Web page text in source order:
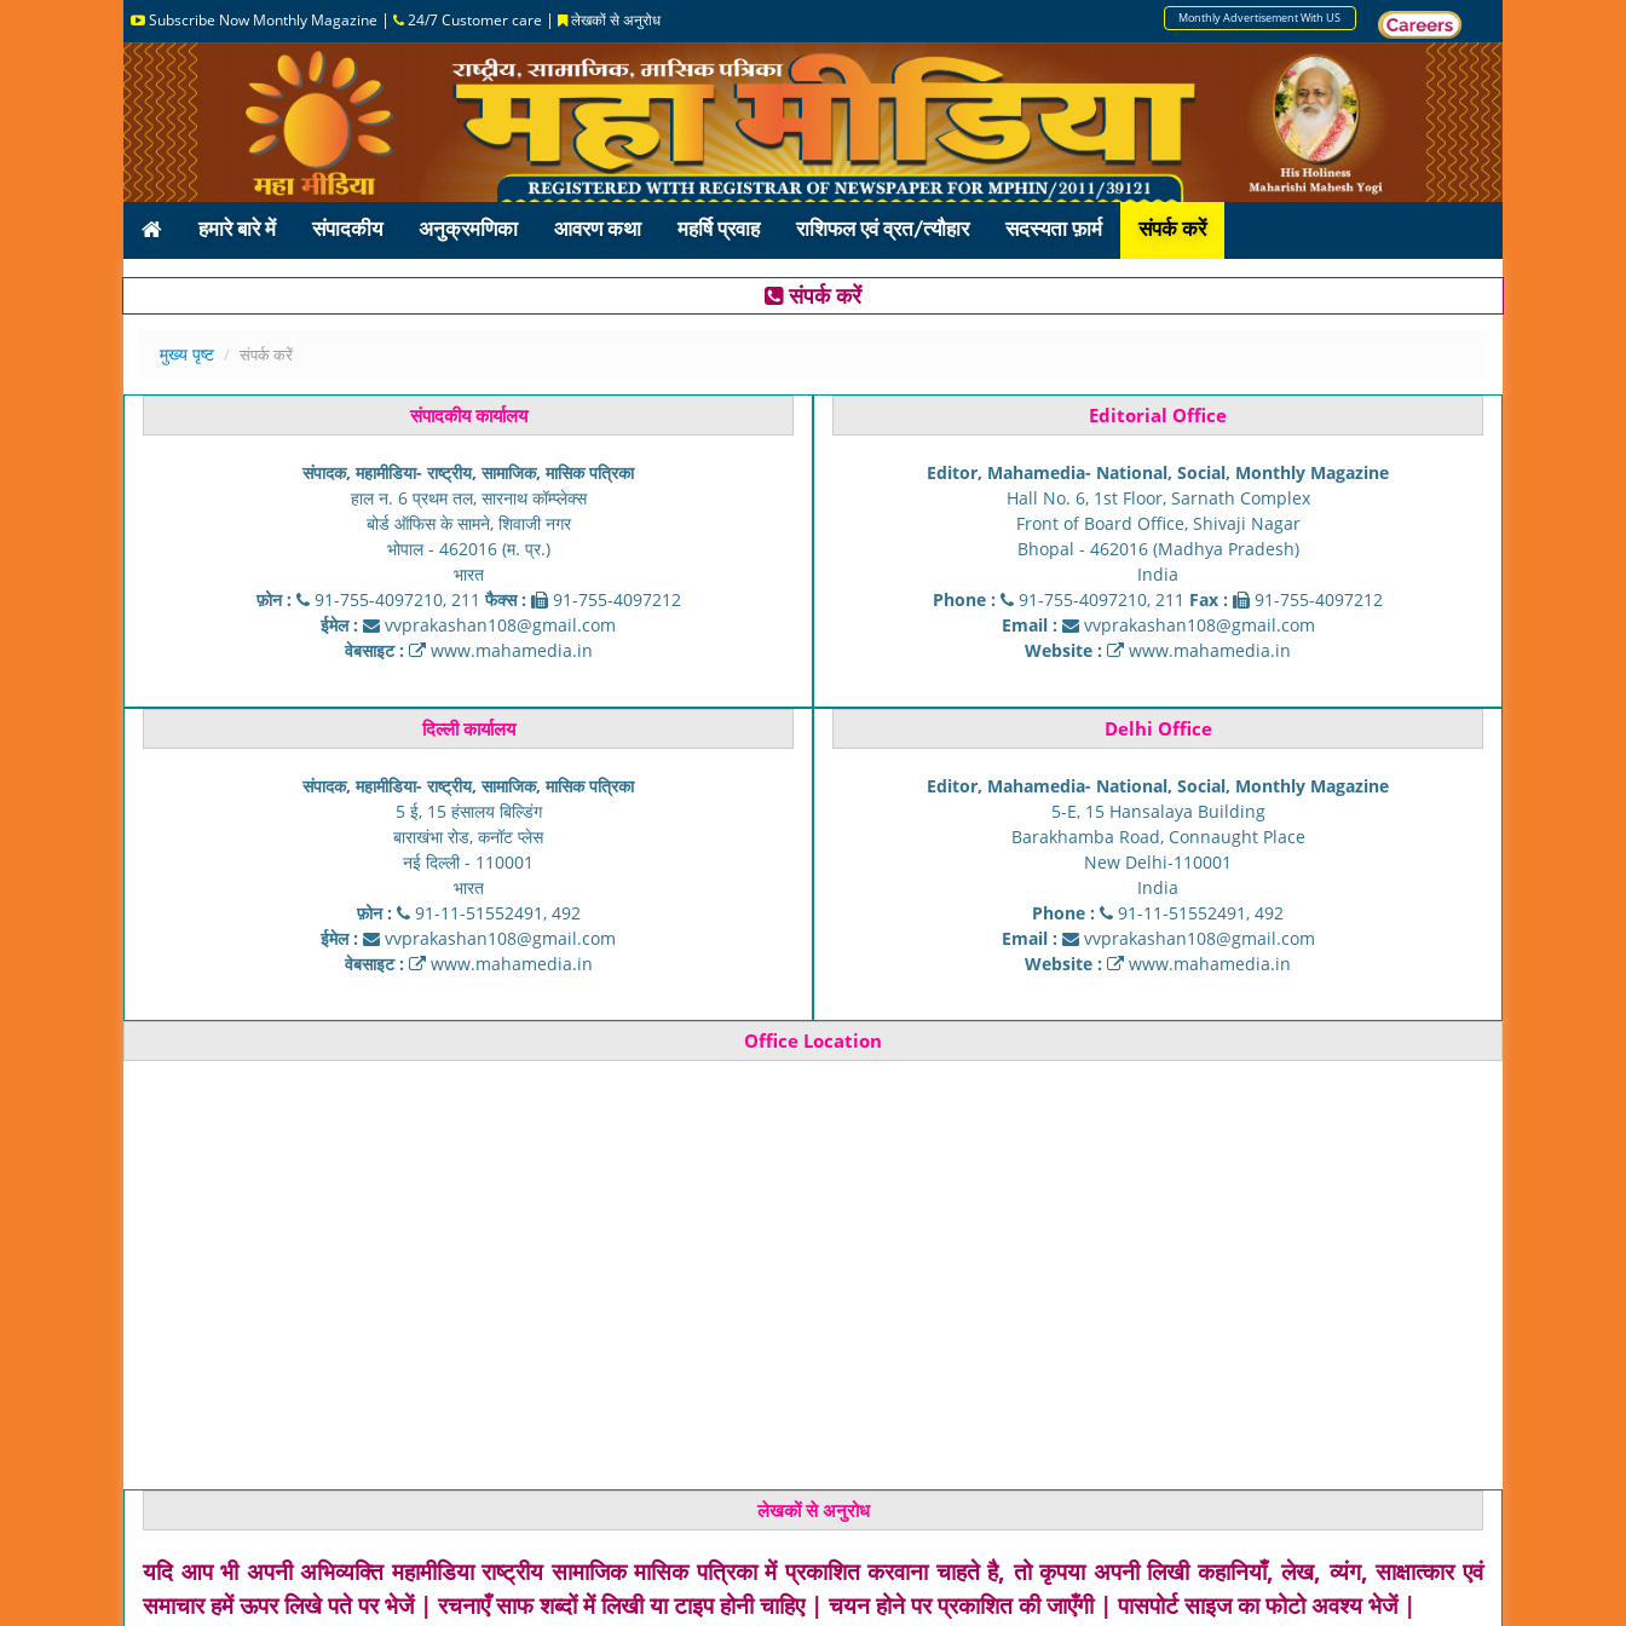
Subscribe Now Monthly Magazine | 24/7 Customer care | लेखकों से अनुरोध Monthly Advertisement With US
हमारे बारे में संपादकीय अनुक्रमणिका आवरण कथा महर्षि प्रवाह राशिफल एवं व्रत/त्यौहार सदस्यता फ़ार्म संपर्क करें
संपर्क करें
मुख्य पृष्ट संपर्क करें
संपादकीय कार्यालय
संपादक, महामीडिया- राष्ट्रीय, सामाजिक, मासिक पत्रिका
हाल न. 6 प्रथम तल, सारनाथ कॉम्प्लेक्स
बोर्ड ऑफिस के सामने, शिवाजी नगर
भोपाल - 462016 (म. प्र.)
भारत
फ़ोन :
91-755-4097210, 211फैक्स :
91-755-4097212
ईमेल :
vvprakashan108@gmail.com
वेबसाइट :
www.mahamedia.in
Editorial Office
Editor, Mahamedia- National, Social, Monthly Magazine
Hall No. 6, 1st Floor, Sarnath Complex
Front of Board Office, Shivaji Nagar
Bhopal - 462016 (Madhya Pradesh)
India
Phone :
91-755-4097210, 211 Fax :
91-755-4097212
Email :
vvprakashan108@gmail.com
Website :
www.mahamedia.in
दिल्ली कार्यालय
संपादक, महामीडिया- राष्ट्रीय, सामाजिक, मासिक पत्रिका
5 ई, 15 हंसालय बिल्डिंग
बाराखंभा रोड, कनॉट प्लेस
नई दिल्ली - 110001
भारत
फ़ोन :
91-11-51552491, 492
ईमेल :
vvprakashan108@gmail.com
वेबसाइट :
www.mahamedia.in
Delhi Office
Editor, Mahamedia- National, Social, Monthly Magazine
5-E, 15 Hansalaya Building
Barakhamba Road, Connaught Place
New Delhi-110001
India
Phone :
91-11-51552491, 492
Email :
vvprakashan108@gmail.com
Website :
www.mahamedia.in
Office Location
लेखकों से अनुरोध
यदि आप भी अपनी अभिव्यक्ति महामीडिया राष्ट्रीय सामाजिक मासिक पत्रिका में प्रकाशित करवाना चाहते है, तो कृपया अपनी लिखी कहानियाँ, लेख, व्यंग, साक्षात्कार एवं
समाचार हमें ऊपर लिखे पते पर भेजें | रचनाएँ साफ शब्दों में लिखी या टाइप होनी चाहिए | चयन होने पर प्रकाशित की जाएँगी | पासपोर्ट साइज का फोटो अवश्य भेजें |